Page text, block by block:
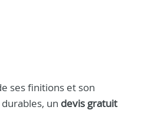
ses finitions et son
un devis gratuit